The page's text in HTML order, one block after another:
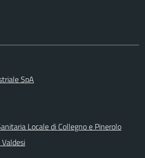
SpA
Locale di Collegno e Pinerolo